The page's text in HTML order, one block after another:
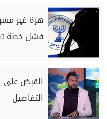
هزة غير
فشل خطة
القبض على
التفاصيل